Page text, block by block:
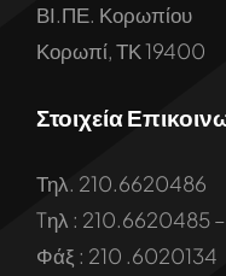
ΒΙ.ΠΕ. Κορωπίου
Κορωπί, ΤΚ 19400
Στοιχεία
Τηλ. 210.6620486
Tηλ : 210.6620485
Φάξ : 210 .6020134